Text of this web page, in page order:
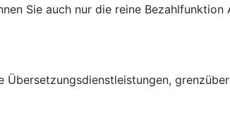
Sie auch nur die reine